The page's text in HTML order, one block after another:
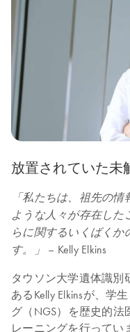
放置されていた未
「私たちは、祖先の
ような人々が存在した
らに関するいくばくか
す。」
– Kelly Elkins
タウソン大学遺体識別
あるKelly Elkinsが、学
グ（NGS）を歴史的法
レーニングを行ってい